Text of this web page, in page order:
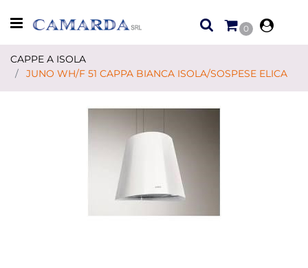
Open menu
0
CAPPE A ISOLA
JUNO WH/F 51 CAPPA BIANCA ISOLA/SOSPESE ELICA